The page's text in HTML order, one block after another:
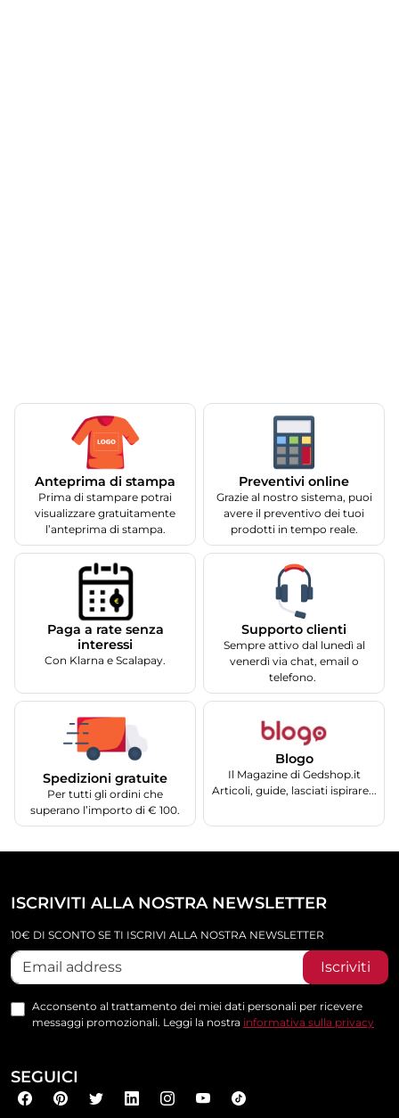
Anteprima di stampa
Prima di stampare potrai
visualizzare gratuitamente
l’anteprima di stampa.
Preventivi online
Grazie al nostro sistema, puoi
avere il preventivo dei tuoi
prodotti in tempo reale.
Paga a rate senza
interessi
Con Klarna e Scalapay.
Supporto clienti
Sempre attivo dal lunedì al
venerdì via chat, email o
telefono.
Spedizioni gratuite
Per tutti gli ordini che
superano l’importo di € 100.
Blogo
Il Magazine di Gedshop.it
Articoli, guide, lasciati ispirare...
ISCRIVITI ALLA NOSTRA NEWSLETTER
10€ DI SCONTO SE TI ISCRIVI ALLA NOSTRA NEWSLETTER
Iscriviti
Acconsento al trattamento dei miei dati personali per ricevere
messaggi promozionali. Leggi la nostra informativa sulla privacy
SEGUICI